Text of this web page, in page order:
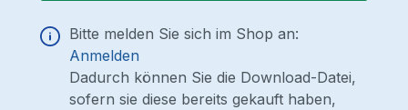
Bitte melden Sie sich im Shop an:
Anmelden
Dadurch können Sie die Download-Datei,
sofern sie diese bereits gekauft haben,